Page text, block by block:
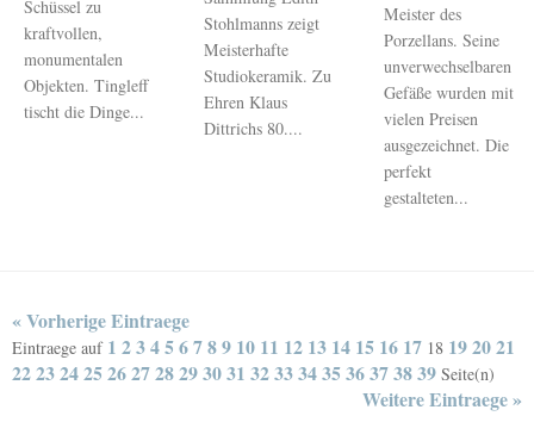
Schüssel zu
kraftvollen,
monumentalen
Objekten. Tingleff
tischt die Dinge...
Stohlmanns zeigt
Meisterhafte
Studiokeramik. Zu
Ehren Klaus
Dittrichs 80....
Meister des
Porzellans. Seine
unverwechselbaren
Gefäße wurden mit
vielen Preisen
ausgezeichnet. Die
perfekt
gestalteten...
« Vorherige Eintraege
Eintraege auf 1 23456789 10 11 12 13 14 15 16 17 18 192021
22232425262728293031 3233343536373839 Seite(n)
Weitere Eintraege »